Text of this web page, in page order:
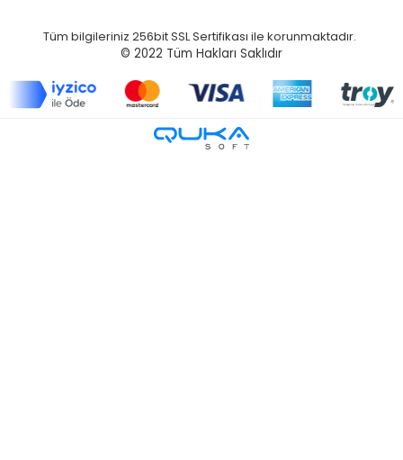
Tüm bilgileriniz 256bit SSL Sertifikası ile korunmaktadır.
© 2022 Tüm Hakları Saklıdır